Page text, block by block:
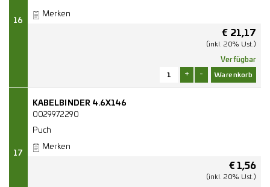
16
Merken
€ 21,17
(inkl. 20% Ust.)
Verfügbar
+ -
17
KABELBINDER 4.6X146
0029972290
Puch
Merken
€ 1,56
(inkl. 20% Ust.)